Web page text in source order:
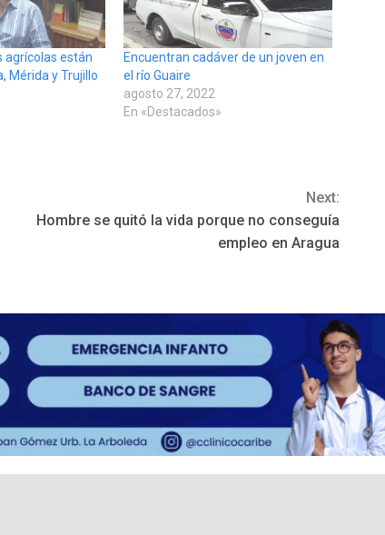
agrícolas están
Mérida y Trujillo
Encuentran cadáver de un joven en
el río Guaire
agosto 27, 2022
En «Destacados»
Next:
Hombre se quitó la vida porque no conseguía
empleo en Aragua